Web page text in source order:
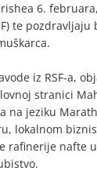
6.
te pozdravljaju
iz RSF-a,
stranici
na jeziku
lokalnom
rafinerije nafte